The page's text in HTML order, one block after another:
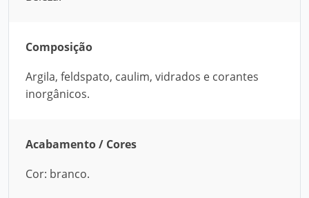
Composição
Argila, feldspato, caulim, vidrados e corantes
inorgânicos.
Acabamento / Cores
Cor: branco.